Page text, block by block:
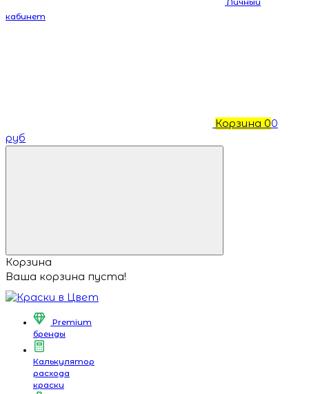
кабинет
Корзина 00
руб
Корзина
Ваша корзина пуста!
Premium
бренды
Калькулятор
расхода
краски